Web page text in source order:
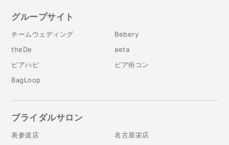
グループサイト
チームウェディング
Bebery
theDe
aeta
ピアハピ
ピア街コン
BagLoop
ブライダルサロン
表参道店
名古屋栄店